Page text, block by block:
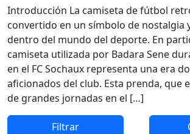
Introducción La camiseta de fútbol
convertido en un símbolo de nostalgia
dentro del mundo del deporte. En
camiseta utilizada por Badara Sene
en el FC Sochaux representa una era
aficionados del club. Esta prenda, que
de grandes jornadas en el […]
Filtrar